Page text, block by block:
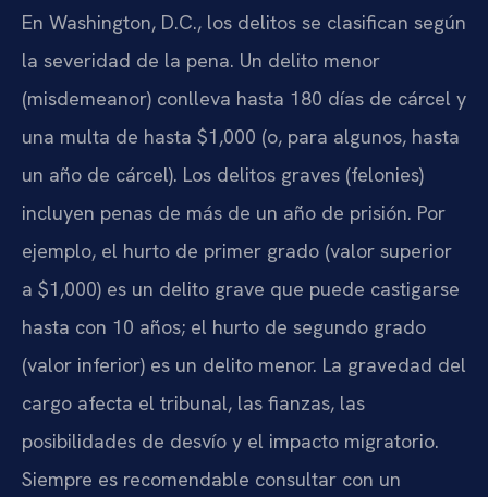
En Washington, D.C., los delitos se clasifican según
la severidad de la pena. Un delito menor
(misdemeanor) conlleva hasta 180 días de cárcel y
una multa de hasta $1,000 (o, para algunos, hasta
un año de cárcel). Los delitos graves (felonies)
incluyen penas de más de un año de prisión. Por
ejemplo, el hurto de primer grado (valor superior
a $1,000) es un delito grave que puede castigarse
hasta con 10 años; el hurto de segundo grado
(valor inferior) es un delito menor. La gravedad del
cargo afecta el tribunal, las fianzas, las
posibilidades de desvío y el impacto migratorio.
Siempre es recomendable consultar con un